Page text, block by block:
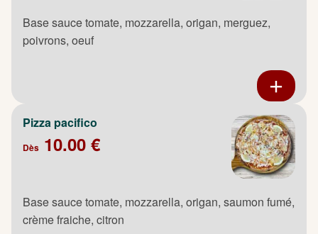
Base sauce tomate, mozzarella, origan, merguez,
poivrons, oeuf
Pizza pacifico
Dès 10.00 €
Base sauce tomate, mozzarella, origan, saumon fumé,
crème fraiche, citron